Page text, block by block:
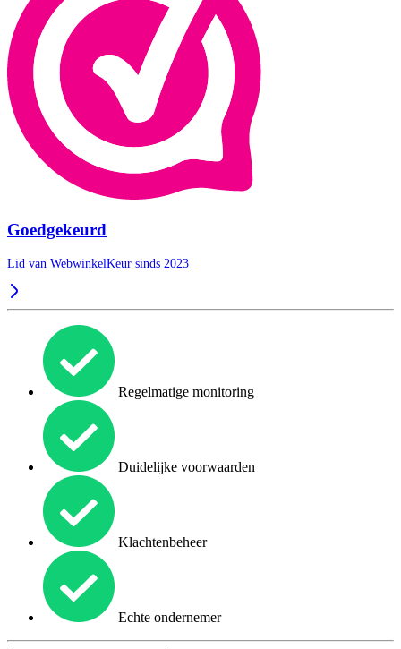
Goedgekeurd
Lid van WebwinkelKeur sinds 2023
Regelmatige monitoring
Duidelijke voorwaarden
Klachtenbeheer
Echte ondernemer